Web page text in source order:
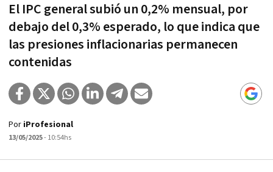
El IPC general subió un 0,2% mensual, por
debajo del 0,3% esperado, lo que indica que
las presiones inflacionarias permanecen
contenidas
Por iProfesional
13/05/2025- 10:54hs